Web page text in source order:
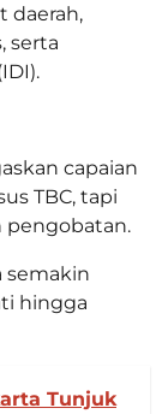
daerah,
serta
capaian
TBC, tapi
pengobatan.
semakin
hingga
Tunjuk